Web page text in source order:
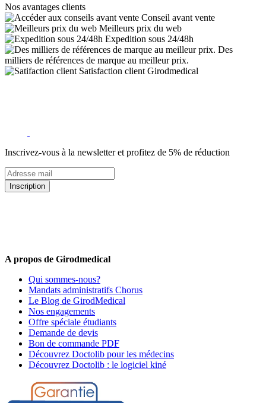
Nos avantages clients
Conseil avant vente
Meilleurs prix du web
Expedition sous 24/48h
Des
milliers de références de marque au meilleur prix.
Satisfaction client Girodmedical
Inscrivez-vous à la newsletter et profitez de 5% de réduction
Inscription
A propos de Girodmedical
Qui sommes-nous?
Mandats administratifs Chorus
Le Blog de GirodMedical
Nos engagements
Offre spéciale étudiants
Demande de devis
Bon de commande PDF
Découvrez Doctolib pour les médecins
Découvrez Doctolib : le logiciel kiné